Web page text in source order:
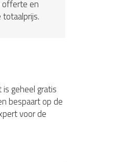
en
geheel gratis
bespaart op de
voor de